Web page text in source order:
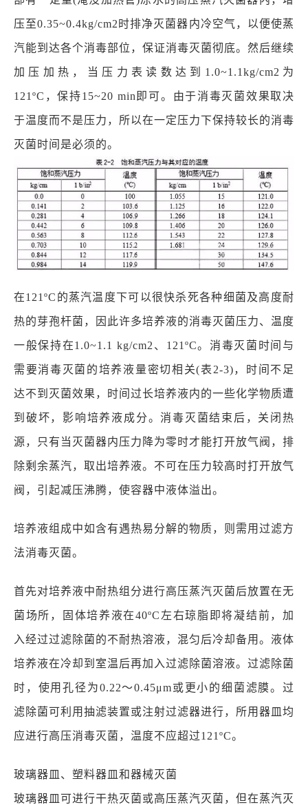
压至0.35~0.4kg/cm2时排净灭菌器内冷空气，以便使蒸
汽能到达各个消毒部位，保证消毒灭菌彻底。然后继续
加压加热，当压力表读数达到1.0~1.1kg/cm2为
121ºC，保持15~20 min即可。由于消毒灭菌效果取决
于温度而不是压力，所以在一定压力下保持较长的消毒
灭菌时间是必须的。
在121ºC的蒸汽温度下可以很快杀死各种细菌及高度耐
热的芽孢杆菌，因此许多培养液的消毒灭菌压力、温度
一般保持在1.0~1.1 kg/cm2、121ºC。消毒灭菌时间与
需要消毒灭菌的培养液量密切相关(表2-3)，时间不足
达不到灭菌效果，时间过长培养液内的一些化学物质遭
到破坏，影响培养液成分。消毒灭菌结束后，关闭热
源，只有当灭菌器内压力降为零时才能打开放气阀，排
除剩余蒸汽，取出培养液。不可在压力较高时打开放气
阀，引起减压沸腾，使容器中液体溢出。
培养液组成中如含有遇热易分解的物质，则需用过滤方
法消毒灭菌。
首先对培养液中耐热组分进行高压蒸汽灭菌后放置在无
菌场所，固体培养液在40ºC左右琼脂即将凝结前，加
入经过过滤除菌的不耐热溶液，混匀后冷却备用。液体
培养液在冷却到室温后再加入过滤除菌溶液。过滤除菌
时，使用孔径为0.22～0.45μm或更小的细菌滤膜。过
滤除菌可利用抽滤装置或注射过滤器进行，所用器皿均
应进行高压消毒灭菌，温度不应超过121ºC。
玻璃器皿、塑料器皿和器械灭菌
玻璃器皿可进行干热灭菌或高压蒸汽灭菌，但在蒸汽灭